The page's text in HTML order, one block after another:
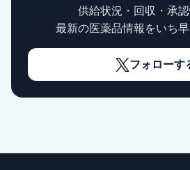
オロパタジン塩酸塩OD錠5mg「
バ」
オロパタジン塩酸塩OD錠
供給状況・回収・承
最新の医薬品情報をいち
フォローす